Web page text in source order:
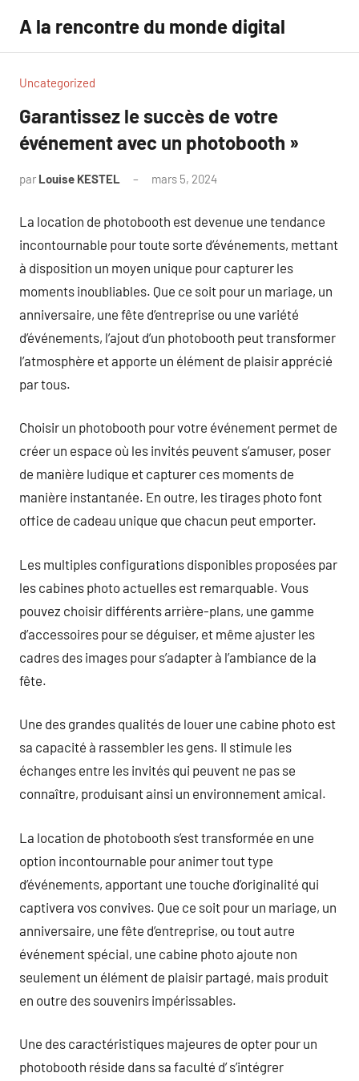
contenu
A la rencontre du monde digital
Uncategorized
Garantissez le succès de votre
événement avec un photobooth »
par Louise KESTEL mars 5, 2024
La location de photobooth est devenue une tendance
incontournable pour toute sorte d’événements, mettant
à disposition un moyen unique pour capturer les
moments inoubliables. Que ce soit pour un mariage, un
anniversaire, une fête d’entreprise ou une variété
d’événements, l’ajout d’un photobooth peut transformer
l’atmosphère et apporte un élément de plaisir apprécié
par tous.
Choisir un photobooth pour votre événement permet de
créer un espace où les invités peuvent s’amuser, poser
de manière ludique et capturer ces moments de
manière instantanée. En outre, les tirages photo font
office de cadeau unique que chacun peut emporter.
Les multiples configurations disponibles proposées par
les cabines photo actuelles est remarquable. Vous
pouvez choisir différents arrière-plans, une gamme
d’accessoires pour se déguiser, et même ajuster les
cadres des images pour s’adapter à l’ambiance de la
fête.
Une des grandes qualités de louer une cabine photo est
sa capacité à rassembler les gens. Il stimule les
échanges entre les invités qui peuvent ne pas se
connaître, produisant ainsi un environnement amical.
La location de photobooth s’est transformée en une
option incontournable pour animer tout type
d’événements, apportant une touche d’originalité qui
captivera vos convives. Que ce soit pour un mariage, un
anniversaire, une fête d’entreprise, ou tout autre
événement spécial, une cabine photo ajoute non
seulement un élément de plaisir partagé, mais produit
en outre des souvenirs impérissables.
Une des caractéristiques majeures de opter pour un
photobooth réside dans sa faculté d’ s’intégrer